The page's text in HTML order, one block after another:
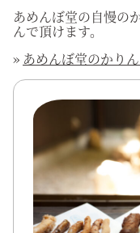
あめんぼ堂の自慢の
んで頂けます。
» あめんぼ堂のかり